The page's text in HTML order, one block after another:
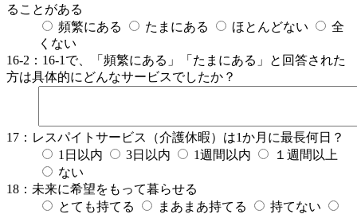
ることがある
頻繁にある
たまにある ほとんどない
全
くない
16-2：16-1で、「頻繁にある」「たまにある」と回答された
方は具体的にどんなサービスでしたか？
17：レスパイトサービス（介護休暇）は1か月に最長何日？
1日以内
3日以内 1週間以内
１週間以上
ない
18：未来に希望をもって暮らせる
とても持てる
まあまあ持てる
持てない